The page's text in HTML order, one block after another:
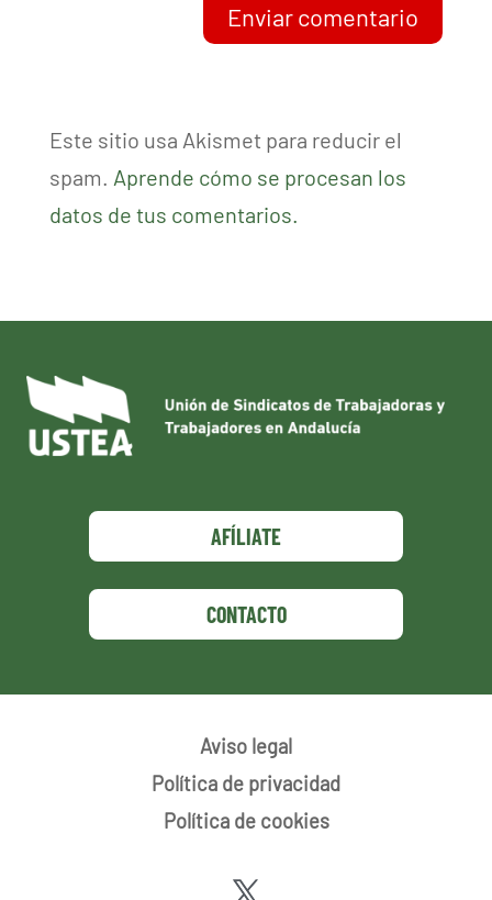
Enviar comentario
Este sitio usa Akismet para reducir el
spam. Aprende cómo se procesan los
datos de tus comentarios.
AFÍLIATE
CONTACTO
Aviso legal
Política de privacidad
Política de cookies